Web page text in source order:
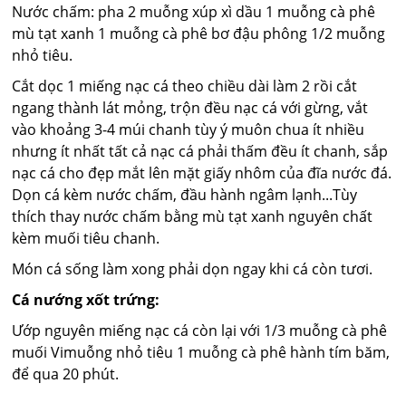
Nước chấm: pha 2 muỗng xúp xì dầu 1 muỗng cà phê
mù tạt xanh 1 muỗng cà phê bơ đậu phông 1/2 muỗng
nhỏ tiêu.
Cắt dọc 1 miếng nạc cá theo chiều dài làm 2 rồi cắt
ngang thành lát mỏng, trộn đều nạc cá với gừng, vắt
vào khoảng 3-4 múi chanh tùy ý muôn chua ít nhiều
nhưng ít nhất tất cả nạc cá phải thấm đều ít chanh, sắp
nạc cá cho đẹp mắt lên mặt giấy nhôm của đĩa nước đá.
Dọn cá kèm nước chấm, đầu hành ngâm lạnh...Tùy
thích thay nước chấm bằng mù tạt xanh nguyên chất
kèm muối tiêu chanh.
Món cá sống làm xong phải dọn ngay khi cá còn tươi.
Cá nướng xốt trứng:
Ướp nguyên miếng nạc cá còn lại với 1/3 muỗng cà phê
muối Vimuỗng nhỏ tiêu 1 muỗng cà phê hành tím băm,
để qua 20 phút.